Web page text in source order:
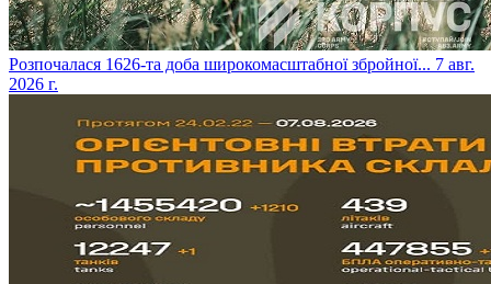
​Розпочалася 1626-та доба широкомасштабної збройної... 7 авг.
2026 г.